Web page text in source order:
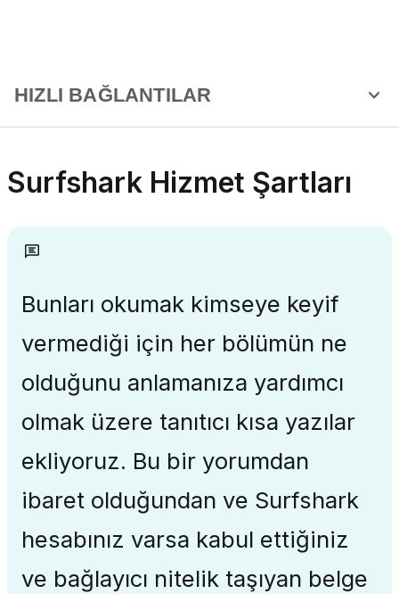
HIZLI BAĞLANTILAR
Surfshark Hizmet Şartları
Bunları okumak kimseye keyif
vermediği için her bölümün ne
olduğunu anlamanıza yardımcı
olmak üzere tanıtıcı kısa yazılar
ekliyoruz. Bu bir yorumdan
ibaret olduğundan ve Surfshark
hesabınız varsa kabul ettiğiniz
ve bağlayıcı nitelik taşıyan belge